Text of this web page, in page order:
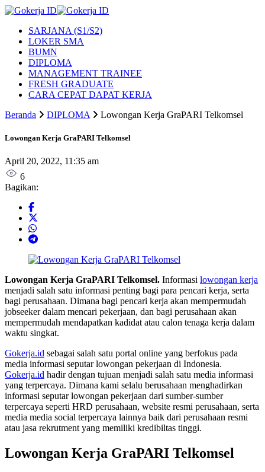
SARJANA (S1/S2)
LOKER SMA
BUMN
DIPLOMA
MANAGEMENT TRAINEE
FRESH GRADUATE
CARA CEPAT DAPAT KERJA
Beranda
DIPLOMA Lowongan Kerja GraPARI Telkomsel
Lowongan Kerja GraPARI Telkomsel
April 20, 2022, 11:35 am
6
Bagikan:
Lowongan Kerja GraPARI Telkomsel. Informasi lowongan kerja
menjadi salah satu informasi penting bagi para pencari kerja, serta
bagi perusahaan. Dimana bagi pencari kerja akan mempermudah
jobseeker dalam mencari pekerjaan, dan bagi perusahaan akan
mempermudah mendapatkan kadidat atau calon tenaga kerja dalam
waktu singkat.
Gokerja.id sebagai salah satu portal online yang berfokus pada
media informasi seputar lowongan pekerjaan di Indonesia.
Gokerja.id hadir dengan tujuan menjadi salah satu media informasi
yang terpercaya. Dimana kami selalu berusahaan menghadirkan
informasi seputar lowongan pekerjaan dari sumber-sumber
terpercaya seperti HRD perusahaan, website resmi perusahaan, serta
media media social terpercaya lainnya baik dari perusahaan resmi
atau jasa rekrutment yang memiliki kredibiltas tinggi.
Lowongan Kerja GraPARI Telkomsel